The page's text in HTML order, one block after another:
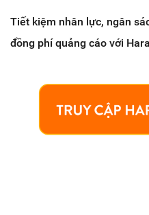
Tiết kiệm nhân lực, ngân
đồng phí quảng cáo với